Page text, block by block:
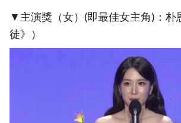
▼主演獎（女）(即最佳女主角)：朴
徒》）